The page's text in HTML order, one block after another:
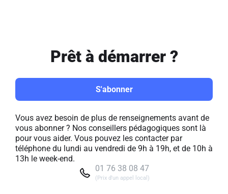
Prêt à démarrer ?
S'abonner
Vous avez besoin de plus de renseignements avant de
vous abonner ? Nos conseillers pédagogiques sont là
pour vous aider. Vous pouvez les contacter par
téléphone du lundi au vendredi de 9h à 19h, et de 10h à
13h le week-end.
01 76 38 08 47
(Prix d'un appel local)